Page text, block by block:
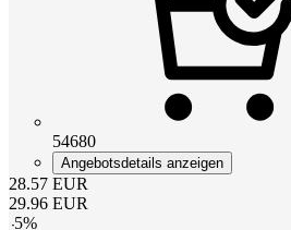
54680
Angebotsdetails anzeigen
28.57 EUR
29.96 EUR
-5%